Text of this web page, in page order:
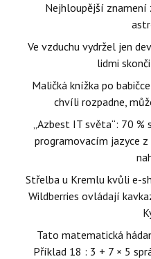
Nejhloupější znamení
Ve vzduchu vydržel jen
lidmi
Maličká knížka po
chvíli rozpadne,
„Azbest IT světa“: 70
programovacím jazyce
Střelba u Kremlu kvůli e-
Wildberries ovládají
Tato matematická
Příklad 18 : 3 + 7 × 5